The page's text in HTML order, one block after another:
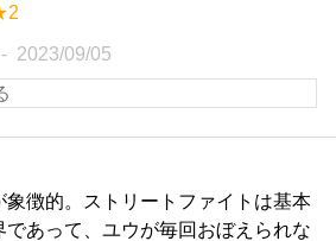
2023/09/05
象徴的。ストリートファイトは基本
であって、ユウが毎回おぼえられな